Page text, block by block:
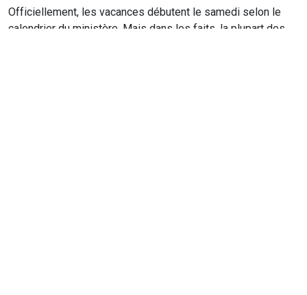
Officiellement, les vacances débutent le samedi selon le
calendrier du ministère. Mais dans les faits, la plupart des